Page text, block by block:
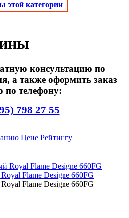
этой категории
консультацию по
а также оформить заказ
по телефону:
798 27 55
Цене Рейтингу
Flame Designe 660FG
Flame Designe 660FG